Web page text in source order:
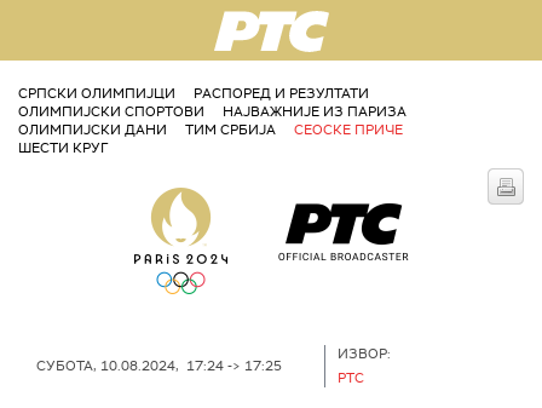
РТС
СРПСКИ ОЛИМПИЈЦИ
РАСПОРЕД И РЕЗУЛТАТИ
ОЛИМПИЈСКИ СПОРТОВИ
НАЈВАЖНИЈЕ ИЗ ПАРИЗА
ОЛИМПИЈСКИ ДАНИ
ТИМ СРБИЈА
СЕОСКЕ ПРИЧЕ
ШЕСТИ КРУГ
СУБОТА, 10.08.2024, 17:24 -> 17:25
ИЗВОР:
РТС